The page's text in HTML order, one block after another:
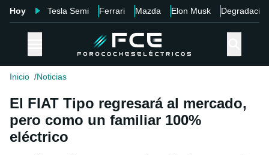
Hoy Tesla Semi Ferrari Mazda Elon Musk Degradación
Inicio Noticias
El FIAT Tipo regresará al mercado,
pero como un familiar 100%
eléctrico